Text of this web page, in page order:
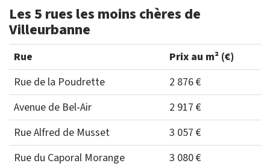
Les 5 rues les moins chères de
Villeurbanne
Rue
Prix au m² (€)
Rue de la Poudrette
2 876 €
Avenue de Bel-Air
2 917 €
Rue Alfred de Musset
3 057 €
Rue du Caporal Morange
3 080 €